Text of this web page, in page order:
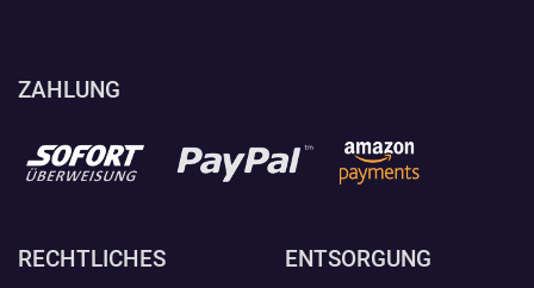
ZAHLUNG
RECHTLICHES ENTSORGUNG